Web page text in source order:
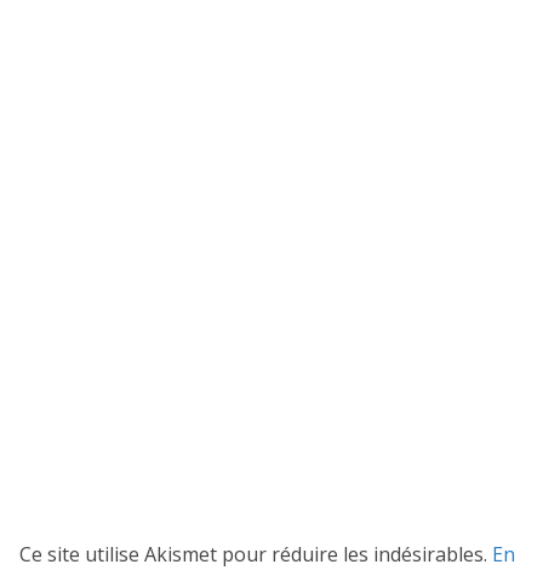
Ce site utilise Akismet pour réduire les indésirables. En